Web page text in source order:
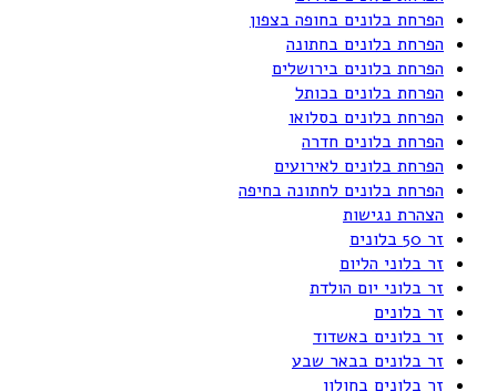
הפרחת בלונים בחופה בצפון
הפרחת בלונים בחתונה
הפרחת בלונים בירושלים
הפרחת בלונים בכותל
הפרחת בלונים בסלואו
הפרחת בלונים חדרה
הפרחת בלונים לאירועים
הפרחת בלונים לחתונה בחיפה
הצהרת נגישות
זר 50 בלונים
זר בלוני הליום
זר בלוני יום הולדת
זר בלונים
זר בלונים באשדוד
זר בלונים בבאר שבע
זר בלונים בחולון